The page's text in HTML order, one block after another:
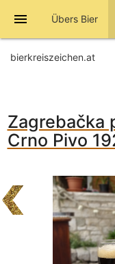
menu Übers Bier
bierkreiszeichen.at
Zagrebačka
Crno Pivo